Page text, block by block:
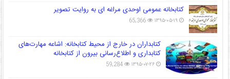
کتابخانه عمومی اوحدی مراغه ای به روایت تصویر
۱۳۹۵-۰۵-۱۹ 65,366
کتابداران در خارج از محیط کتابخانه: اشاعه مهارت‌های
کتابداری و اطلاع‌رسانی بیرون از کتابخانه
۱۳۹۵-۰۷-۲۶ 59,284